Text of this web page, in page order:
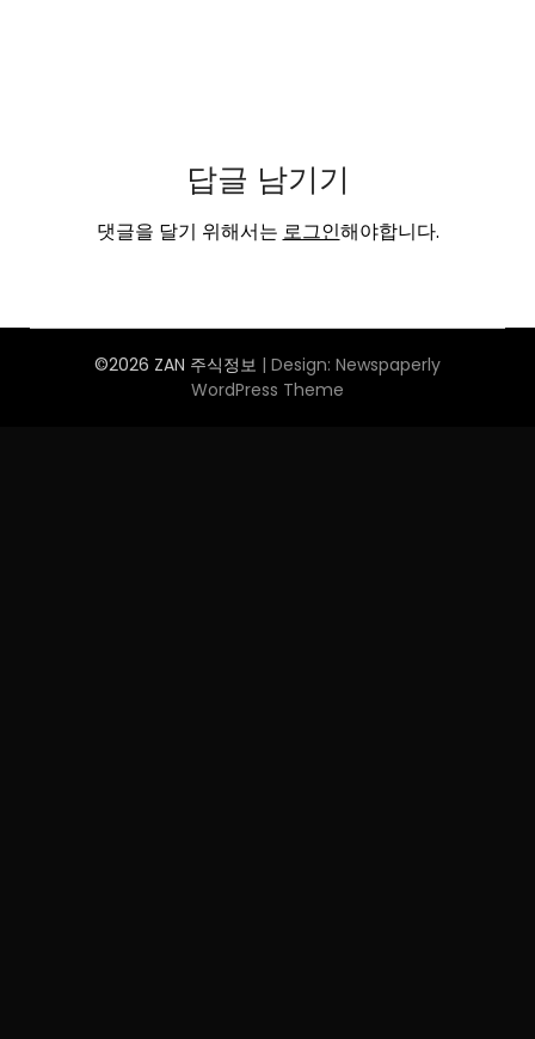
답글 남기기
댓글을 달기 위해서는 로그인해야합니다.
©2026 ZAN 주식정보 | Design: Newspaperly
WordPress Theme